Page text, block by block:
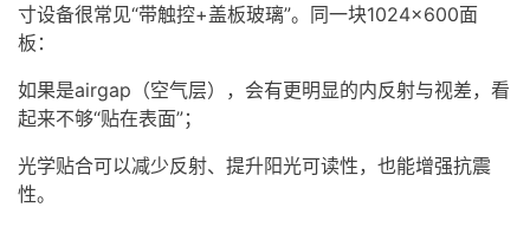
寸设备很常见“带触控+盖板玻璃”。同一块1024×600面
板：
如果是airgap（空气层），会有更明显的内反射与视差，看
起来不够“贴在表面”；
光学贴合可以减少反射、提升阳光可读性，也能增强抗震
性。